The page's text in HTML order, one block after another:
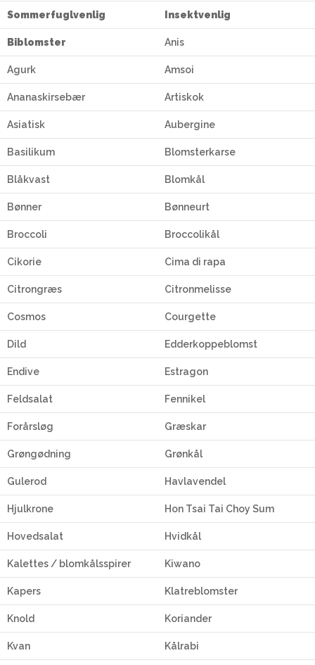
Sommerfuglvenlig Insektvenlig
Biblomster Anis
Agurk Amsoi
Ananaskirsebær Artiskok
Asiatisk Aubergine
Basilikum Blomsterkarse
Blåkvast Blomkål
Bønner Bønneurt
Broccoli Broccolikål
Cikorie Cima di rapa
Citrongræs Citronmelisse
Cosmos Courgette
Dild Edderkoppeblomst
Endive Estragon
Feldsalat Fennikel
Forårsløg Græskar
Grøngødning Grønkål
Gulerod Havlavendel
Hjulkrone Hon Tsai Tai Choy Sum
Hovedsalat Hvidkål
Kalettes / blomkålsspirer Kiwano
Kapers Klatreblomster
Knold Koriander
Kvan Kålrabi